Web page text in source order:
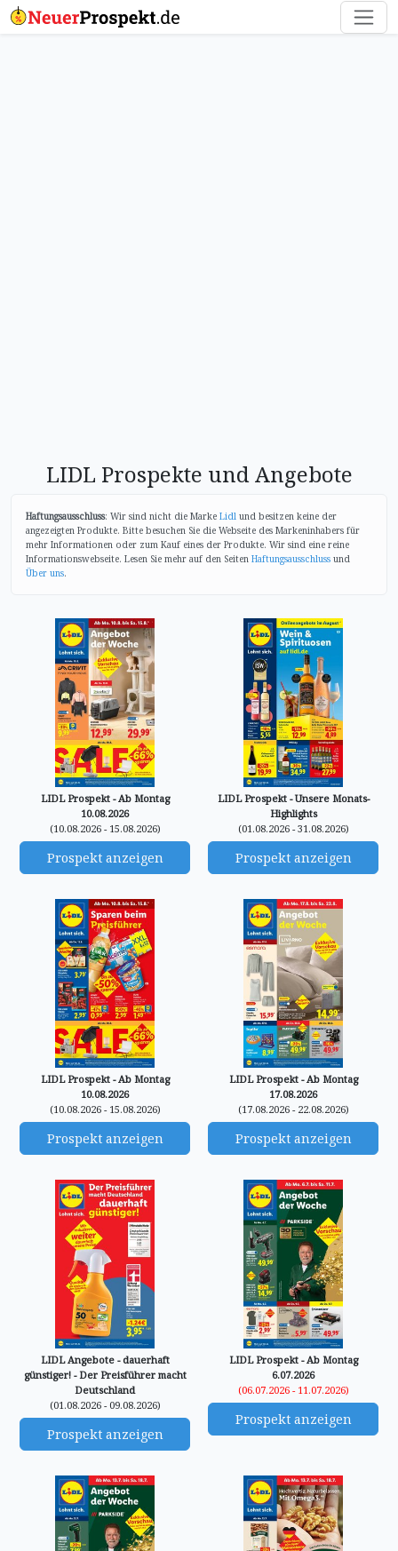
LIDL Prospekte und Angebote
Haftungsausschluss: Wir sind nicht die Marke Lidl und besitzen keine der
angezeigten Produkte. Bitte besuchen Sie die Webseite des Markeninhabers für
mehr Informationen oder zum Kauf eines der Produkte. Wir sind eine reine
Informationswebseite. Lesen Sie mehr auf den Seiten Haftungsausschluss und
Über uns.
LIDL Prospekt - Ab Montag
10.08.2026
(10.08.2026 - 15.08.2026)
Prospekt anzeigen
LIDL Prospekt - Unsere Monats-
Highlights
(01.08.2026 - 31.08.2026)
Prospekt anzeigen
LIDL Prospekt - Ab Montag
10.08.2026
(10.08.2026 - 15.08.2026)
Prospekt anzeigen
LIDL Prospekt - Ab Montag
17.08.2026
(17.08.2026 - 22.08.2026)
Prospekt anzeigen
LIDL Angebote - dauerhaft
günstiger! - Der Preisführer macht
Deutschland
(01.08.2026 - 09.08.2026)
Prospekt anzeigen
LIDL Prospekt - Ab Montag
6.07.2026
(06.07.2026 - 11.07.2026)
Prospekt anzeigen